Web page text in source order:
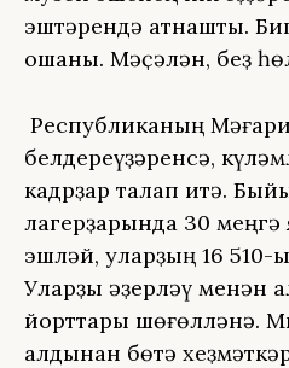
эштәрендә ҡатнаштыҡ.
оҡшаны. Мәҫәлән, беҙ
Республиканың
белдереүҙәренсә,
кадрҙар талап итә.
лагерҙарында 30 меңгә
эшләй, уларҙың 16 510-
Уларҙы әҙерләү менән
йорттары шөғөлләнә.
алдынан бөтә